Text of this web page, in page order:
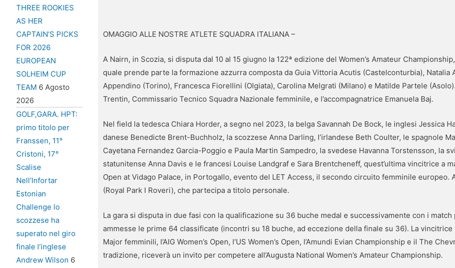
THREE ROOKIES
AS HER
CAPTAIN’S PICKS
FOR 2026
EUROPEAN
SOLHEIM CUP
TEAM 6 Agosto
2026
GOLF,GARA. HPT:
primo titolo per
Franssen, 11°
Cristoni, 17°
Scalise
Nell’Infortar
Estonian
Challenge lo
scozzese ha
superato nel giro
finale l’inglese
Andrew Wilson 6
OMAGGIO ALLE NOSTRE ATLETE SQUADRA ITALIANA –
A Nairn, in Scozia, si disputa dal 10 al 15 giugno la 122ª edizione del Women’s Amateur
quale prende parte la formazione azzurra composta da Guia Vittoria Acutis (Castelconturbia), Natalia
Appendino (Torino), Francesca Fiorellini (Olgiata), Carolina Melgrati (Milano) e Matilde Partele
Trentin, Commissario Tecnico Squadra Nazionale femminile, e l’accompagnatrice Emanuela Baj.
Nel field la tedesca Chiara Horder, a segno nel 2023, la belga Savannah De Bock, le inglesi Jessica
danese Benedicte Brent-Buchholz, la scozzese Anna Darling, l’irlandese Beth Coulter, le spagnole
Cayetana Fernandez Garcia-Poggio e Paula Martin Sampedro, la svedese Havanna Torstensson, la
statunitense Anna Davis e le francesi Louise Landgraf e Sara Brentcheneff, quest’ultima vincitrice a
Open at Vidago Palace, in Portogallo, evento del LET Access, il secondo circuito femminile europeo.
(Royal Park I Roveri), che partecipa a titolo personale.
La gara si disputa in due fasi con la qualificazione su 36 buche medal e successivamente con i match
ammesse le prime 64 classificate (incontri su 18 buche, ad eccezione della finale su 36). La
Major femminili, l’AIG Women’s Open, l’US Women’s Open, l’Amundi Evian Championship e il The
tradizione, riceverà un invito per competere all’Augusta National Women’s Amateur Championship.